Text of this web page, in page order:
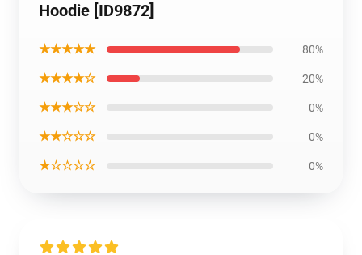
Hoodie [ID9872]
★★★★★ 80%
★★★★☆ 20%
★★★☆☆ 0%
★★☆☆☆ 0%
★☆☆☆☆ 0%